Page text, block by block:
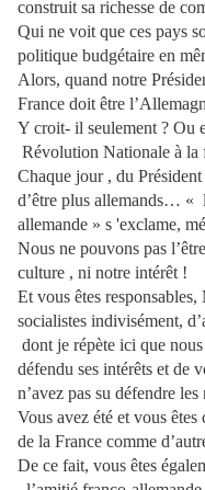
construit sa richesse de
Qui ne voit que ces pays
politique budgétaire en
Alors, quand notre
France doit être
Y croit- il seulement ? Ou
Révolution Nationale à
Chaque jour , du
d’être plus allemands… «
allemande » s 'exclame,
Nous ne pouvons pas
culture , ni notre intérêt !
Et vous êtes
socialistes indivisément,
dont je répète ici que
défendu ses intérêts et de
n’avez pas su défendre les
Vous avez été et vous êtes
de la France comme
De ce fait, vous êtes